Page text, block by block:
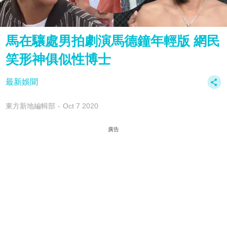
馬在驤處男拍劇演馬德鐘年輕版 網民
笑形神俱似性博士
最新娛聞
東方新地編輯部 Oct 7 2020
廣告